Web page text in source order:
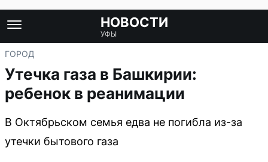
НОВОСТИ
УФЫ
ГОРОД
Утечка газа в Башкирии:
ребенок в реанимации
В Октябрьском семья едва не погибла из-за
утечки бытового газа